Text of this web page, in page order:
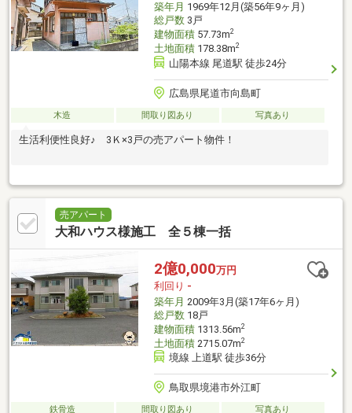
築年月 1969年12月(築56年9ヶ月)
総戸数3戸
建物面積57.73m2
土地面積178.38m2
山陽本線 尾道駅 徒歩24分
広島県尾道市向島町
木造 間取り図あり 写真あり
生活利便性良好♪ 3Ｋ×3戸の売アパート物件！
売アパート
大和ハウス様施工 全５棟一括
2億0,000万円
利回り -
築年月 2009年3月(築17年6ヶ月)
総戸数18戸
建物面積1313.56m2
土地面積2715.07m2
境線 上道駅 徒歩36分
鳥取県境港市外江町
鉄骨造 間取り図あり 写真あり